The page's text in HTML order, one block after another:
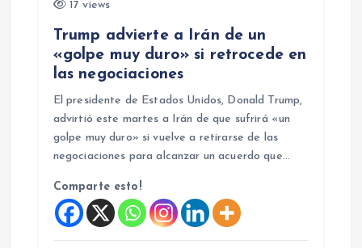
17 views
Trump advierte a Irán de un
«golpe muy duro» si retrocede en
las negociaciones
El presidente de Estados Unidos, Donald Trump,
advirtió este martes a Irán de que sufrirá «un
golpe muy duro» si vuelve a retirarse de las
negociaciones para alcanzar un acuerdo que…
Comparte esto!